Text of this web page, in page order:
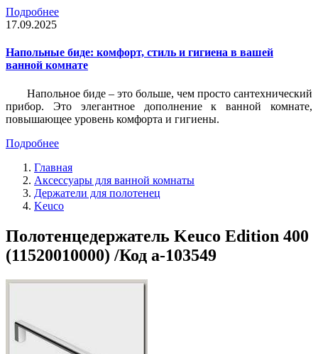
Подробнее
17.09.2025
Напольные биде: комфорт, стиль и гигиена в вашей
ванной комнате
Напольное биде – это больше, чем просто сантехнический
прибор. Это элегантное дополнение к ванной комнате,
повышающее уровень комфорта и гигиены.
Подробнее
Главная
Аксессуары для ванной комнаты
Держатели для полотенец
Keuco
Полотенцедержатель Keuco Edition 400
(11520010000) /Код a-103549